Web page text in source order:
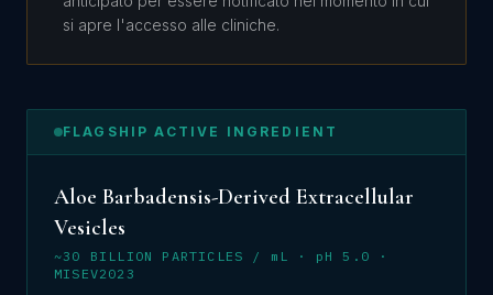
si apre l'accesso alle cliniche.
FLAGSHIP ACTIVE INGREDIENT
Aloe Barbadensis-Derived Extracellular
Vesicles
~30 BILLION PARTICLES / mL · pH 5.0 ·
MISEV2023